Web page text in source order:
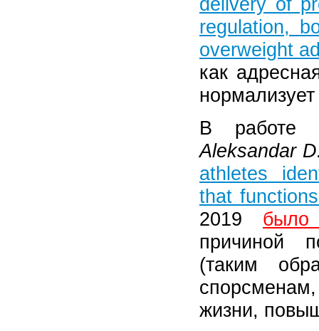
regulation,
overweight
как
В работе
Aleksandar
athletes
that
2019 было
причиной
(таким
жизни,